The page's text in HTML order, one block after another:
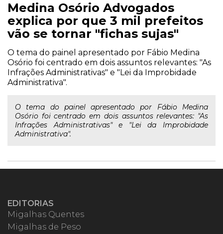
Medina Osório Advogados
explica por que 3 mil prefeitos
vão se tornar "fichas sujas"
O tema do painel apresentado por Fábio Medina
Osório foi centrado em dois assuntos relevantes: "As
Infrações Administrativas" e "Lei da Improbidade
Administrativa".
O tema do painel apresentado por Fábio Medina
Osório foi centrado em dois assuntos relevantes: "As
Infrações Administrativas" e "Lei da Improbidade
Administrativa".
EDITORIAS
Migalhas Quentes
Migalhas de Peso